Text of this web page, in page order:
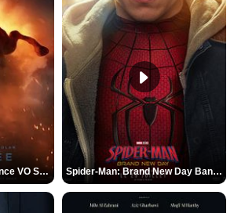
L'Odyssée Bande-annonce VO STFR Spider-Man: Brand New Day Bande-annonce VO STFR